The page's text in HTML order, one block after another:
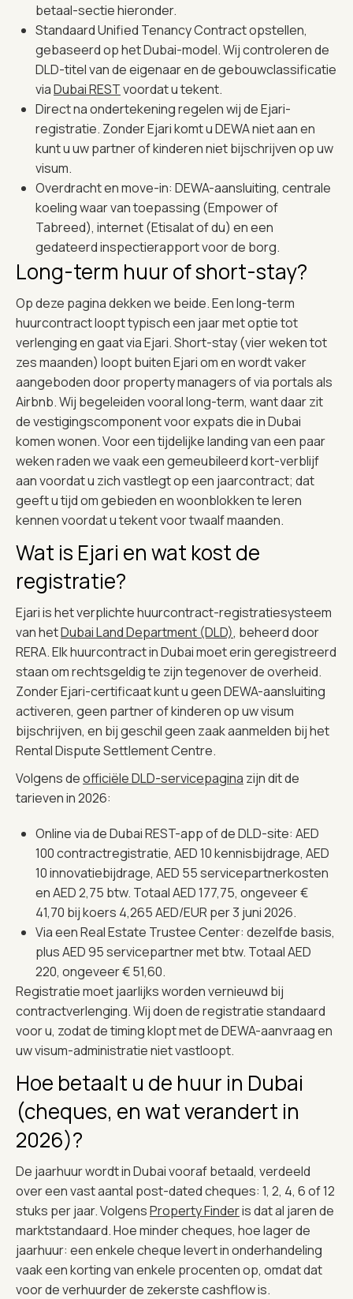
betaal-sectie hieronder.
Standaard Unified Tenancy Contract opstellen,
gebaseerd op het Dubai-model. Wij controleren de
DLD-titel van de eigenaar en de gebouwclassificatie
viaDubai RESTvoordat u tekent.
Direct na ondertekening regelen wij de Ejari-
registratie. Zonder Ejari komt u DEWA niet aan en
kunt u uw partner of kinderen niet bijschrijven op uw
visum.
Overdracht en move-in: DEWA-aansluiting, centrale
koeling waar van toepassing (Empower of
Tabreed), internet (Etisalat of du) en een
gedateerd inspectierapport voor de borg.
Long-term huur of short-stay?
Op deze pagina dekken we beide. Een long-term
huurcontract loopt typisch een jaar met optie tot
verlenging en gaat via Ejari. Short-stay (vier weken tot
zes maanden) loopt buiten Ejari om en wordt vaker
aangeboden door property managers of via portals als
Airbnb. Wij begeleiden vooral long-term, want daar zit
de vestigingscomponent voor expats die in Dubai
komen wonen. Voor een tijdelijke landing van een paar
weken raden we vaak een gemeubileerd kort-verblijf
aan voordat u zich vastlegt op een jaarcontract; dat
geeft u tijd om gebieden en woonblokken te leren
kennen voordat u tekent voor twaalf maanden.
Wat is Ejari en wat kost de
registratie?
Ejari is het verplichte huurcontract-registratiesysteem
van hetDubai Land Department (DLD), beheerd door
RERA. Elk huurcontract in Dubai moet erin geregistreerd
staan om rechtsgeldig te zijn tegenover de overheid.
Zonder Ejari-certificaat kunt u geen DEWA-aansluiting
activeren, geen partner of kinderen op uw visum
bijschrijven, en bij geschil geen zaak aanmelden bij het
Rental Dispute Settlement Centre.
Volgens deofficiële DLD-servicepagina zijn dit de
tarieven in 2026:
Online via de Dubai REST-app of de DLD-site: AED
100 contractregistratie, AED 10 kennisbijdrage, AED
10 innovatiebijdrage, AED 55 servicepartnerkosten
en AED 2,75 btw. Totaal AED 177,75, ongeveer €
41,70 bij koers 4,265 AED/EUR per 3 juni 2026.
Via een Real Estate Trustee Center: dezelfde basis,
plus AED 95 servicepartner met btw. Totaal AED
220, ongeveer € 51,60.
Registratie moet jaarlijks worden vernieuwd bij
contractverlenging. Wij doen de registratie standaard
voor u, zodat de timing klopt met de DEWA-aanvraag en
uw visum-administratie niet vastloopt.
Hoe betaalt u de huur in Dubai
(cheques, en wat verandert in
2026)?
De jaarhuur wordt in Dubai vooraf betaald, verdeeld
over een vast aantal post-dated cheques: 1, 2, 4, 6 of 12
stuks per jaar. VolgensProperty Finderis dat al jaren de
marktstandaard. Hoe minder cheques, hoe lager de
jaarhuur: een enkele cheque levert in onderhandeling
vaak een korting van enkele procenten op, omdat dat
voor de verhuurder de zekerste cashflow is.